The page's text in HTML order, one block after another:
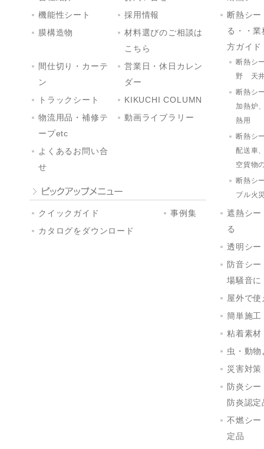
機能性シート
採用情報
膜構造物
材料選びのご相談は
こちら
間仕切り・カーテ
ン
営業日・休日カレン
ダー
トラックシート
KIKUCHI COLUMN
物流用品・補修テ
ープetc
動画ライブラリー
よくあるお問い合
せ
クイックガイド
事例集
カタログをダウンロード
断熱シ
る・・
方ガイド
断熱シ
野 天
断熱シ
加熱炉
熱用
断熱シ
配送車
空貨物
断熱シ
ブル火
遮熱シ
る
透明シー
防音シ
場騒音に
屋外で
簡単施工
粘着素材
虫・動
災害対
防炎シ
防炎認定
不燃シ
定品